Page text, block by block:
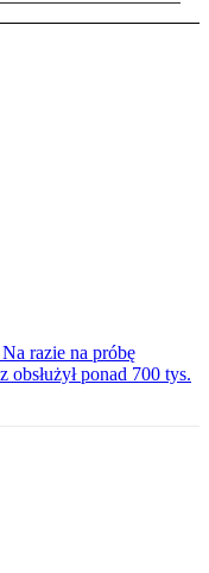
razie na próbę
ponad 700 tys.